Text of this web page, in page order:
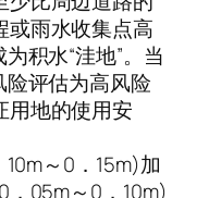
或雨水收集点高
积水“洼地”。当
评估为高风险
用地的使用安
～0．15m)加
05m～0．10m)